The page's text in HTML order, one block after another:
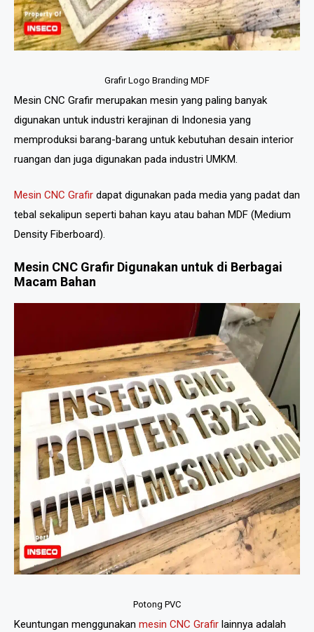
Grafir Logo Branding MDF
Mesin CNC Grafir merupakan mesin yang paling banyak
digunakan untuk industri kerajinan di Indonesia yang
memproduksi barang-barang untuk kebutuhan desain interior
ruangan dan juga digunakan pada industri UMKM.
Mesin CNC Grafir dapat digunakan pada media yang padat dan
tebal sekalipun seperti bahan kayu atau bahan MDF (Medium
Density Fiberboard).
Mesin CNC Grafir Digunakan untuk di Berbagai
Macam Bahan
Potong PVC
Keuntungan menggunakan mesin CNC Grafir lainnya adalah